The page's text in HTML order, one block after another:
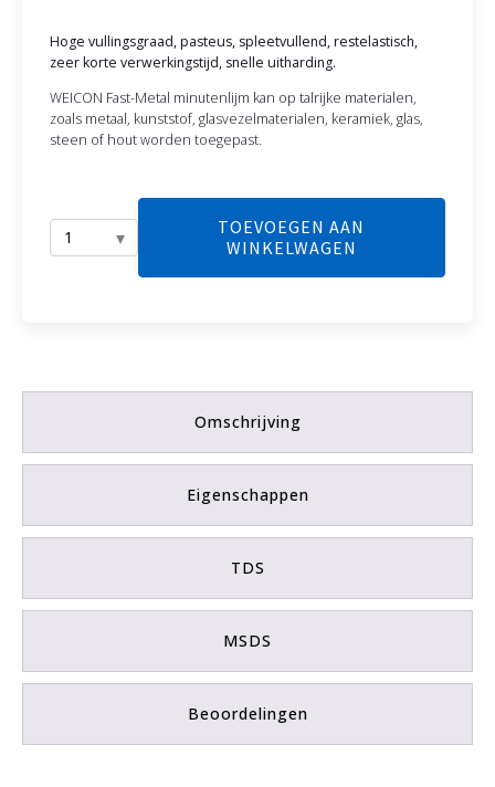
Hoge vullingsgraad, pasteus, spleetvullend, restelastisch,
zeer korte verwerkingstijd, snelle uitharding.
WEICON Fast-Metal minutenlijm kan op talrijke materialen,
zoals metaal, kunststof, glasvezelmaterialen, keramiek, glas,
steen of hout worden toegepast.
Fast-
TOEVOEGEN AAN
WINKELWAGEN
Omschrijving
Eigenschappen
TDS
MSDS
Beoordelingen